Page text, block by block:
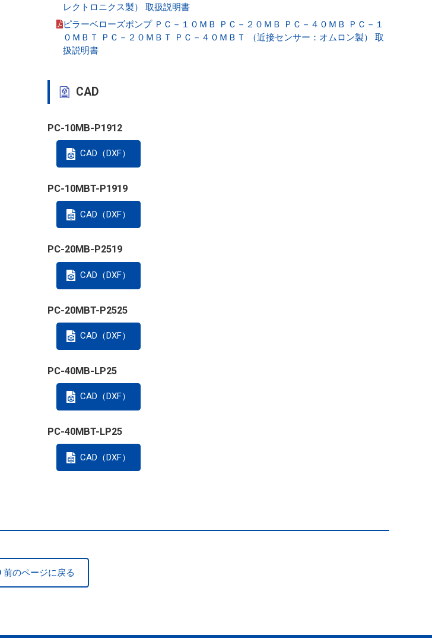
レクトロニクス製） 取扱説明書
ピラーベローズポンプ ＰＣ－１０ＭＢ ＰＣ－２０ＭＢ ＰＣ－４０ＭＢ ＰＣ－１
０ＭＢＴ ＰＣ－２０ＭＢＴ ＰＣ－４０ＭＢＴ （近接センサー：オムロン製） 取
扱説明書
CAD
PC-10MB-P1912
CAD（DXF）
PC-10MBT-P1919
CAD（DXF）
PC-20MB-P2519
CAD（DXF）
PC-20MBT-P2525
CAD（DXF）
PC-40MB-LP25
CAD（DXF）
PC-40MBT-LP25
CAD（DXF）
前のページに戻る